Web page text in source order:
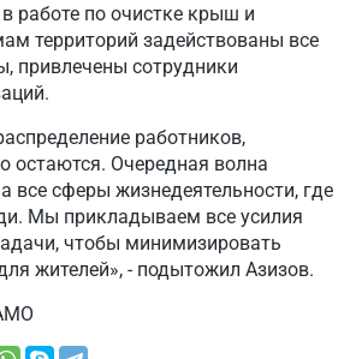
работе по очистке крыш и
территорий задействованы все
привлечены сотрудники
работников,
остаются. Очередная волна
все сферы жизнедеятельности, где
Мы прикладываем все усилия
чтобы минимизировать
жителей», - подытожил Азизов.